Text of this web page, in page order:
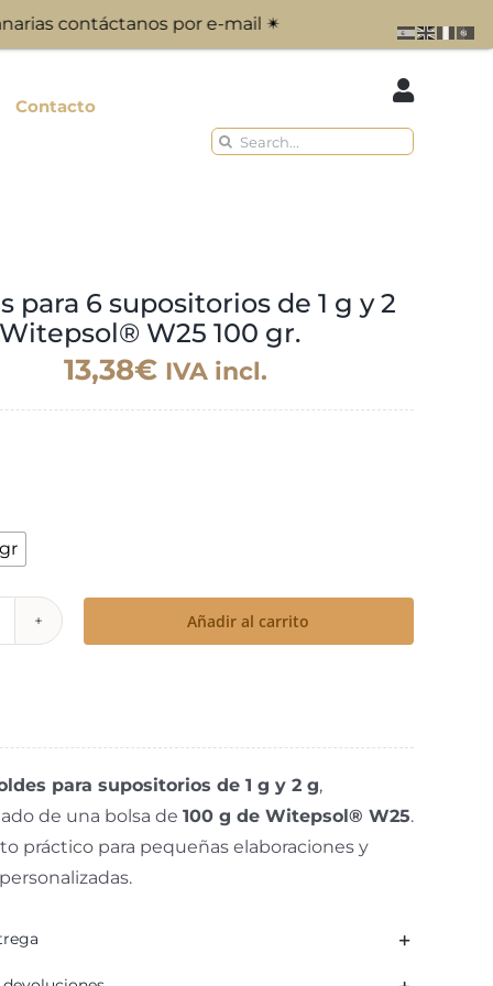
Envases
Novedades
Contacto
Buscar:
para 6 supositorios de 1 g y 2
W25 100 gr.
13,38€ IVA incl.
Añadir al carrito
para supositorios de 1 g y 2 g,
de una bolsa de 100 g de Witepsol® W25.
práctico para pequeñas elaboraciones y
por e-mail ✴︎